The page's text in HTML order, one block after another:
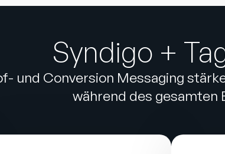
Syndigo +
und Conversion Messaging
während des gesamten